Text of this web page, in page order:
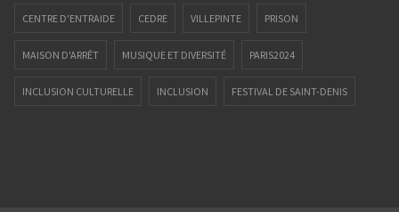
CENTRE D'ENTRAIDE CEDRE VILLEPINTE PRISON
MAISON D'ARRÊT MUSIQUE ET DIVERSITÉ PARIS2024
INCLUSION CULTURELLE INCLUSION FESTIVAL DE SAINT-DENIS